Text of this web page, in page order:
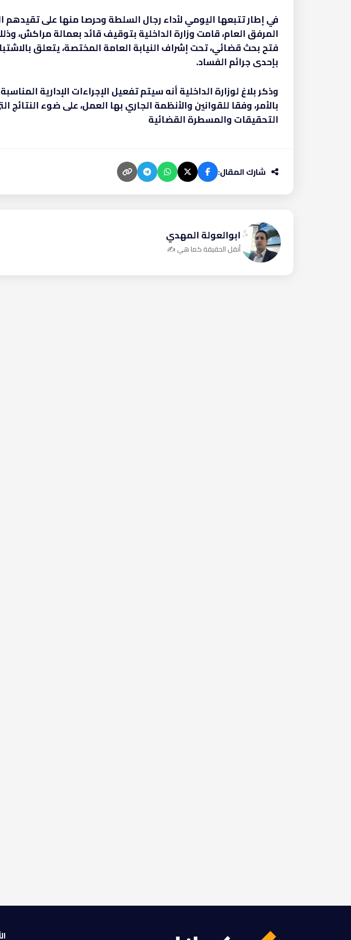
في إطار تتبعها اليومي لأداء رجال السلطة وحرصا منها على تقيدهم
المرفق العام، قامت وزارة الداخلية بتوقيف قائد بعمالة مراكش،
فتح بحث قضائي، تحت إشراف النيابة العامة المختصة، يتعلق
بإحدى جرائم الفساد.
وذكر بلاغ لوزارة الداخلية أنه سيتم تفعيل الإجراءات الإدارية
بالأمر، وفقا للقوانين والأنظمة الجاري بها العمل، على ضوء النتائج
التحقيقات والمسطرة القضائية
شارك المقال:
ابوالعولة المهدي
أنقل الحقيقة كما هي ✍️